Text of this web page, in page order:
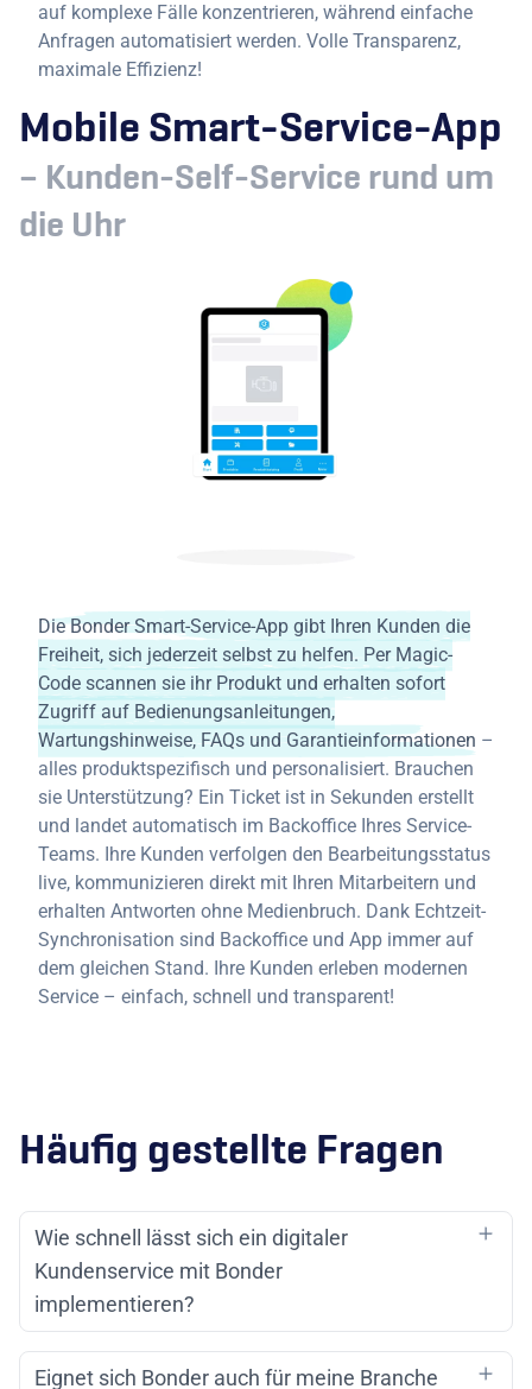
auf komplexe Fälle konzentrieren, während einfache
Anfragen automatisiert werden. Volle Transparenz,
maximale Effizienz!
Mobile Smart-Service-App
– Kunden-Self-Service rund um
die Uhr
Die Bonder Smart-Service-App gibt Ihren Kunden die
Freiheit, sich jederzeit selbst zu helfen. Per Magic-
Code scannen sie ihr Produkt und erhalten sofort
Zugriff auf Bedienungsanleitungen,
Wartungshinweise, FAQs und Garantieinformationen –
alles produktspezifisch und personalisiert. Brauchen
sie Unterstützung? Ein Ticket ist in Sekunden erstellt
und landet automatisch im Backoffice Ihres Service-
Teams. Ihre Kunden verfolgen den Bearbeitungsstatus
live, kommunizieren direkt mit Ihren Mitarbeitern und
erhalten Antworten ohne Medienbruch. Dank Echtzeit-
Synchronisation sind Backoffice und App immer auf
dem gleichen Stand. Ihre Kunden erleben modernen
Service – einfach, schnell und transparent!
Häufig gestellte Fragen
Wie schnell lässt sich ein digitaler
Kundenservice mit Bonder
implementieren?
Eignet sich Bonder auch für meine Branche